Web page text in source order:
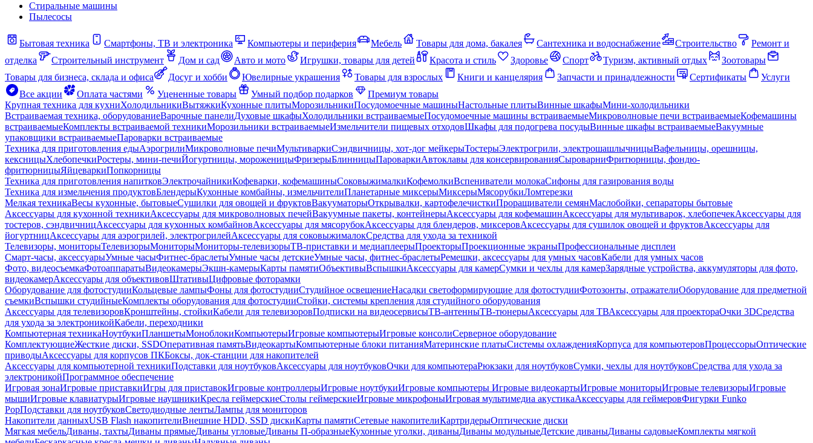
Стиральные машины
Пылесосы
Бытовая техника Смартфоны, ТВ и электроника Компьютеры и периферия Мебель Товары для дома, бакалея Сантехника и водоснабжение Строительство
Ремонт и
отделка
Строительный инструмент Дом и сад Авто и мото Игрушки, товары для детей Красота и стиль Здоровье Спорт Туризм, активный отдых
Зоотовары
Товары для бизнеса, склада и офиса
Досуг и хобби Ювелирные украшения Товары для взрослых Книги и канцелярия Запчасти и принадлежности Сертификаты
Услуги
Все акции
Оплата частями Уцененные товары Умный подбор подарков
Премиум товары
Крупная техника для кухниХолодильникиВытяжкиКухонные плитыМорозильникиПосудомоечные машиныНастольные плитыВинные шкафыМини-холодильники
Встраиваемая техника, оборудованиеВарочные панелиДуховые шкафыХолодильники встраиваемыеПосудомоечные машины встраиваемыеМикроволновые печи встраиваемыеКофемашины
встраиваемыеКомплекты встраиваемой техникиМорозильники встраиваемыеИзмельчители пищевых отходовШкафы для подогрева посудыВинные шкафы встраиваемыеВакуумные
упаковщики встраиваемыеПароварки встраиваемые
Техника для приготовления едыАэрогрилиМикроволновые печиМультиваркиСэндвичницы, хот-дог мейкерыТостерыЭлектрогрили, электрошашлычницыВафельницы, орешницы,
кексницыХлебопечкиРостеры, мини-печиЙогуртницы, мороженицыФризерыБлинницыПароваркиАвтоклавы для консервированияСыроварниФритюрницы, фондю-
фритюрницыЯйцеваркиПопкорницы
Техника для приготовления напитковЭлектрочайникиКофеварки, кофемашиныСоковыжималкиКофемолкиВспениватели молокаСифоны для газирования воды
Техника для измельчения продуктовБлендерыКухонные комбайны, измельчителиПланетарные миксерыМиксерыМясорубкиЛомтерезки
Мелкая техникаВесы кухонные, бытовыеСушилки для овощей и фруктовВакууматорыОткрывалки, картофелечисткиПроращиватели семянМаслобойки, сепараторы бытовые
Аксессуары для кухонной техникиАксессуары для микроволновых печейВакуумные пакеты, контейнерыАксессуары для кофемашинАксессуары для мультиварок, хлебопечекАксессуары для
тостеров, сэндвичницАксессуары для кухонных комбайновАксессуары для мясорубокАксессуары для блендеров, миксеровАксессуары для сушилок овощей и фруктовАксессуары для
йогуртницАксессуары для аэрогрилей, электрогрилейАксессуары для соковыжималокСредства для ухода за техникой
Телевизоры, мониторыТелевизорыМониторыМониторы-телевизорыТВ-приставки и медиаплеерыПроекторыПроекционные экраныПрофессиональные дисплеи
Смарт-часы, аксессуарыУмные часыФитнес-браслетыУмные часы детскиеУмные часы, фитнес-браслетыРемешки, аксессуары для умных часовКабели для умных часов
Фото, видеосъемкаФотоаппаратыВидеокамерыЭкшн-камерыКарты памятиОбъективыВспышкиАксессуары для камерСумки и чехлы для камерЗарядные устройства, аккумуляторы для фото,
видеокамерАксессуары для объективовШтативыЦифровые фоторамки
Оборудование для фотостудииКольцевые лампыФоны для фотостудииСтудийное освещениеНасадки светоформирующие для фотостудииФотозонты, отражателиОборудование для предметной
съемкиВспышки студийныеКомплекты оборудования для фотостудииСтойки, системы крепления для студийного оборудования
Аксессуары для телевизоровКронштейны, стойкиКабели для телевизоровПодписки на видеосервисыТВ-антенныТВ-тюнерыАксессуары для ТВАксессуары для проектораОчки 3DСредства
для ухода за электроникойКабели, переходники
Компьютерная техникаНоутбукиПланшетыМоноблокиКомпьютерыИгровые компьютерыИгровые консолиСерверное оборудование
КомплектующиеЖесткие диски, SSDОперативная памятьВидеокартыКомпьютерные блоки питанияМатеринские платыСистемы охлажденияКорпуса для компьютеровПроцессорыОптические
приводыАксессуары для корпусов ПКБоксы, док-станции для накопителей
Аксессуары для компьютерной техникиПодставки для ноутбуковАксессуары для ноутбуковОчки для компьютераРюкзаки для ноутбуковСумки, чехлы для ноутбуковСредства для ухода за
электроникойПрограммное обеспечение
Игровая зонаИгровые приставкиИгры для приставокИгровые контроллерыИгровые ноутбукиИгровые компьютеры Игровые видеокартыИгровые мониторыИгровые телевизорыИгровые
мышиИгровые клавиатурыИгровые наушникиКресла геймерскиеСтолы геймерскиеИгровые микрофоныИгровая мультимедиа акустикаАксессуары для геймеровФигурки Funko
PopПодставки для ноутбуковСветодиодные лентыЛампы для мониторов
Накопители данныхUSB Flash накопителиВнешние HDD, SSD дискиКарты памятиСетевые накопителиКартридерыОптические диски
Мягкая мебельДиваны, тахтыДиваны прямыеДиваны угловыеДиваны П-образныеКухонные уголки, диваныДиваны модульныеДетские диваныДиваны садовыеКомплекты мягкой